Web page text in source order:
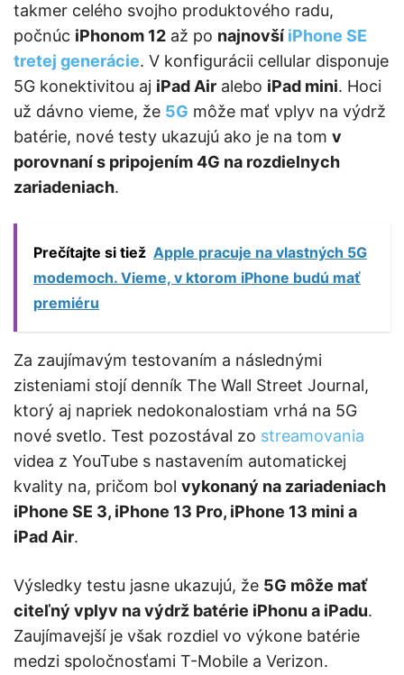
takmer celého svojho produktového radu,
počnúc iPhonom 12 až po najnovší iPhone SE
tretej generácie. V konfigurácii cellular disponuje
5G konektivitou aj iPad Air alebo iPad mini. Hoci
už dávno vieme, že 5G môže mať vplyv na výdrž
batérie, nové testy ukazujú ako je na tom v
porovnaní s pripojením 4G na rozdielnych
zariadeniach.
Prečítajte si tiež Apple pracuje na vlastných 5G
modemoch. Vieme, v ktorom iPhone budú mať
premiéru
Za zaujímavým testovaním a následnými
zisteniami stojí denník The Wall Street Journal,
ktorý aj napriek nedokonalostiam vrhá na 5G
nové svetlo. Test pozostával zo streamovania
videa z YouTube s nastavením automatickej
kvality na, pričom bol vykonaný na zariadeniach
iPhone SE 3, iPhone 13 Pro, iPhone 13 mini a
iPad Air.
Výsledky testu jasne ukazujú, že 5G môže mať
citeľný vplyv na výdrž batérie iPhonu a iPadu.
Zaujímavejší je však rozdiel vo výkone batérie
medzi spoločnosťami T-Mobile a Verizon.